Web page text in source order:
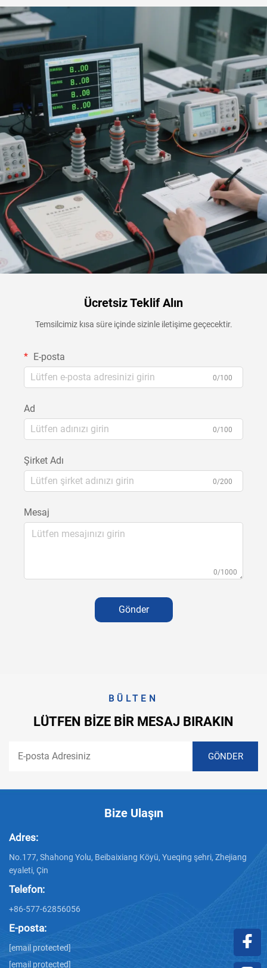
Ücretsiz Teklif Alın
Temsilcimiz kısa süre içinde sizinle iletişime geçecektir.
E-posta
0/100
Ad
0/100
Şirket Adı
0/200
Mesaj
0/1000
Gönder
BÜLTEN
LÜTFEN BIZE BIR MESAJ BIRAKIN
Bize Ulaşın
Adres:
No.177, Shahong Yolu, Beibaixiang Köyü, Yueqing şehri, Zhejiang
eyaleti, Çin
Telefon:
+86-577-62856056
E-posta:
[email protected]
[email protected]